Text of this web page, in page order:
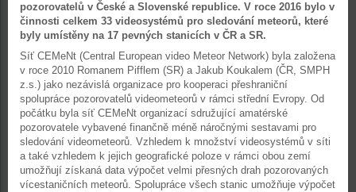
pozorovatelů v České a Slovenské republice. V roce 2016 bylo v
činnosti celkem 33 videosystémů pro sledování meteorů, které
byly umístěny na 17 pevných stanicích v ČR a SR.
Síť CEMeNt (Central European video Meteor Network) byla založena
v roce 2010 Romanem Pifflem (SR) a Jakub Koukalem (ČR, SMPH
z.s.) jako nezávislá organizace pro kooperaci přeshraniční
spolupráce pozorovatelů videometeorů v rámci střední Evropy. Od
počátku byla síť CEMeNt organizací sdružující amatérské
pozorovatele vybavené finančně méně náročnými sestavami pro
sledování videometeorů. Vzhledem k množství videosystémů v síti
a také vzhledem k jejich geografické poloze v rámci obou zemí
umožňují získaná data výpočet velmi přesných drah pozorovaných
vícestaničních meteorů. Spolupráce všech stanic umožňuje výpočet